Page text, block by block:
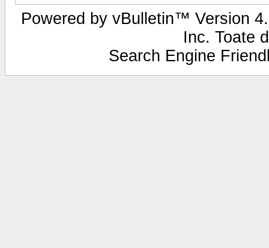
Powered by vBulletin™ Version
Inc. Toate
Search Engine